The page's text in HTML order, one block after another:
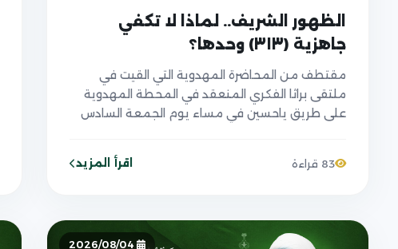
الظهور الشريف.. لماذا لا تكفي
جاهزية (٣١٣) وحدها؟
مقتطف من المحاضرة المهدوية التي القيت في
ملتقى براثا الفكري المنعقد في المحطة المهدوية
على طريق ياحسين في مساء يوم الجمعة السادس
83 قراءة اقرأ المزيد